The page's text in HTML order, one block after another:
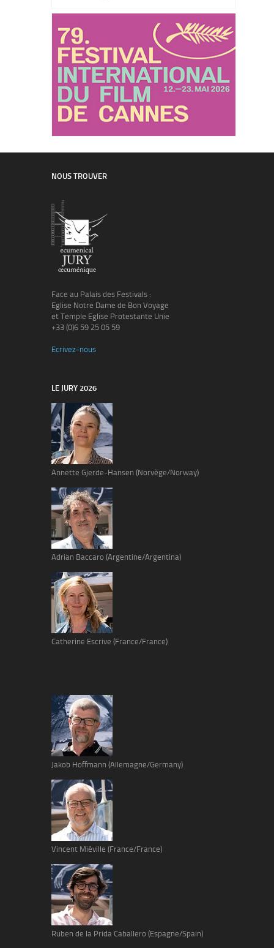
NOUS TROUVER
Face au Palais des Festivals :
Eglise Notre Dame de Bon Voyage
et Temple Eglise Protestante Unie
+33 (0)6 59 25 05 59
Ecrivez-nous
LE JURY 2026
Annette Gjerde-Hansen (Norvège/Norway)
Adrian Baccaro (Argentine/Argentina)
Catherine Escrive (France/France)
Jakob Hoffmann (Allemagne/Germany)
Vincent Miéville (France/France)
Ruben de la Prida Caballero (Espagne/Spain)